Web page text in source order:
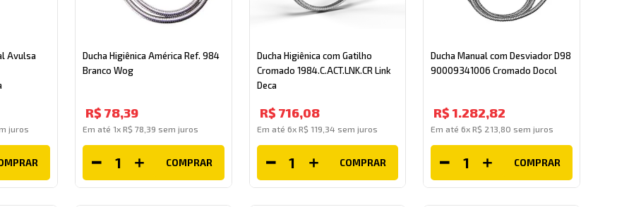
Avulsa
juros
Ducha Higiênica América Ref. 984
Branco Wog
R$ 78,39
Em até 1xR$ 78 39 sem juros
COMPRAR
Ducha Higiênica com Gatilho
Cromado 1984.C.ACT.LNK.CR Link
Deca
R$ 716,08
Em até 6x R$ 119 34 sem juros
COMPRAR
Ducha Manual com Desviador D98
90009341006 Cromado Docol
R$ 1.282,82
Em até6xR$ 213 80 sem juros
COMPRAR